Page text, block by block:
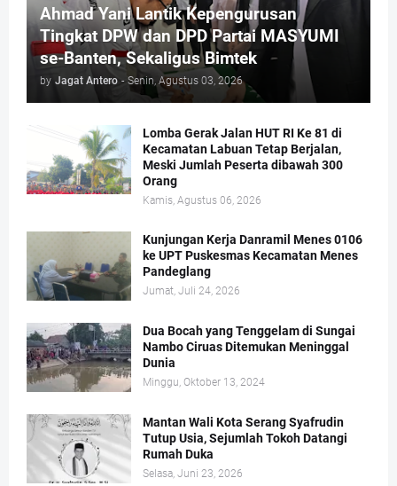
Ahmad Yani Lantik Kepengurusan
Tingkat DPW dan DPD Partai MASYUMI
se-Banten, Sekaligus Bimtek
by Jagat Antero - Senin, Agustus 03, 2026
Lomba Gerak Jalan HUT RI Ke 81 di
Kecamatan Labuan Tetap Berjalan,
Meski Jumlah Peserta dibawah 300
Orang
Kamis, Agustus 06, 2026
Kunjungan Kerja Danramil Menes 0106
ke UPT Puskesmas Kecamatan Menes
Pandeglang
Jumat, Juli 24, 2026
Dua Bocah yang Tenggelam di Sungai
Nambo Ciruas Ditemukan Meninggal
Dunia
Minggu, Oktober 13, 2024
Mantan Wali Kota Serang Syafrudin
Tutup Usia, Sejumlah Tokoh Datangi
Rumah Duka
Selasa, Juni 23, 2026